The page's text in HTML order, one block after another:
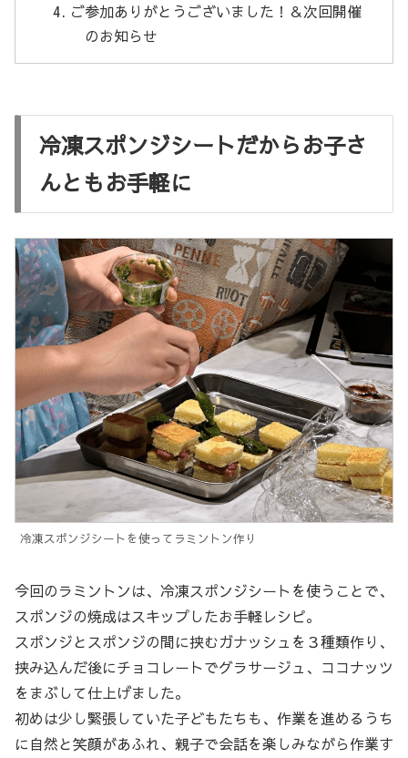
ご参加ありがとうございました！＆次回開催
のお知らせ
冷凍スポンジシートだからお子さ
んともお手軽に
冷凍スポンジシートを使ってラミントン作り
今回のラミントンは、冷凍スポンジシートを使うことで、
スポンジの焼成はスキップしたお手軽レシピ。
スポンジとスポンジの間に挟むガナッシュを３種類作り、
挟み込んだ後にチョコレートでグラサージュ、ココナッツ
をまぶして仕上げました。
初めは少し緊張していた子どもたちも、作業を進めるうち
に自然と笑顔があふれ、親子で会話を楽しみながら作業す